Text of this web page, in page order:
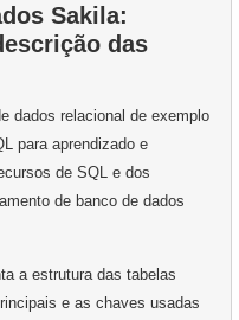
Sakila:
das
dados relacional de exemplo
para aprendizado e
de SQL e dos
de banco de dados
a estrutura das tabelas
e as chaves usadas